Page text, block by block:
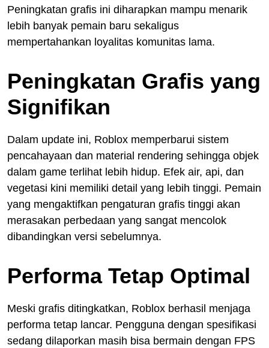
Peningkatan grafis ini diharapkan mampu menarik
lebih banyak pemain baru sekaligus
mempertahankan loyalitas komunitas lama.
Peningkatan Grafis yang
Signifikan
Dalam update ini, Roblox memperbarui sistem
pencahayaan dan material rendering sehingga objek
dalam game terlihat lebih hidup. Efek air, api, dan
vegetasi kini memiliki detail yang lebih tinggi. Pemain
yang mengaktifkan pengaturan grafis tinggi akan
merasakan perbedaan yang sangat mencolok
dibandingkan versi sebelumnya.
Performa Tetap Optimal
Meski grafis ditingkatkan, Roblox berhasil menjaga
performa tetap lancar. Pengguna dengan spesifikasi
sedang dilaporkan masih bisa bermain dengan FPS